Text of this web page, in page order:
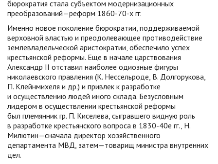
бюрократия стала субъектом модернизационных
преобразований—реформ 1860-70-х гг.
Именно новое поколение бюрократии, поддерживаемой
верховной властью и преодолевающее противодействие
землевладельческой аристократии, обеспечило успех
крестьянской реформы. Еще в начале царствования
Александр II отставил наиболее одиозные фигуры
николаевского правления (К. Нессельроде, В. Долгорукова,
П. Клейнмихеля и др.) и привлек к разработке
и осуществлению людей иного склада. Безусловным
лидером в осуществлении крестьянской реформы
был племянник гр. П. Киселева, сыгравшего видную роль
в разработке крестьянского вопроса в 1830-40е гг., Н.
Милютин—сначала директор хозяйственного
департамента МВД, затем—товарищ министра внутренних
дел.